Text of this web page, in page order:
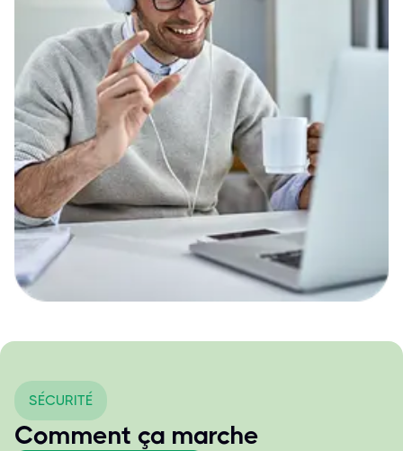
SÉCURITÉ
Comment ça marche